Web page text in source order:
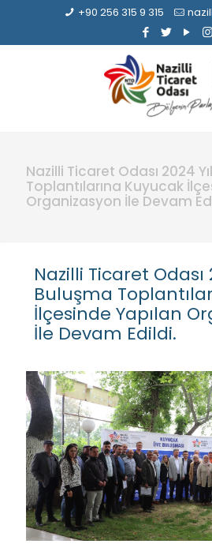
+90 256 315 9 315
Nazilli Ticaret Odası 2024
Toplantılarına Kuyucak
Organizasyon İle Devam
Nazilli Ticaret Odası
Buluşma
İlçesinde Yapılan
İle Devam Edildi.